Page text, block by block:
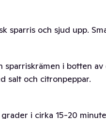
sparris och sjud upp.
sparriskrämen i botten
salt och citronpeppar.
i cirka 15-20